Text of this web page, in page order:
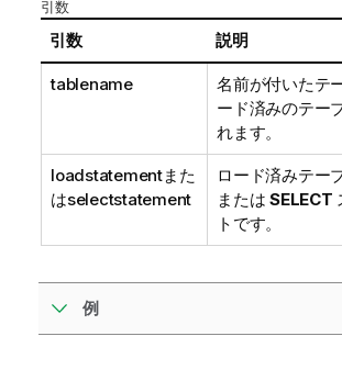
引数
引数 説明
tablename
名前が付いたテ
ード済みのテー
れます。
loadstatementまた
はselectstatement
ロード済みテー
または SELECT
トです。
例